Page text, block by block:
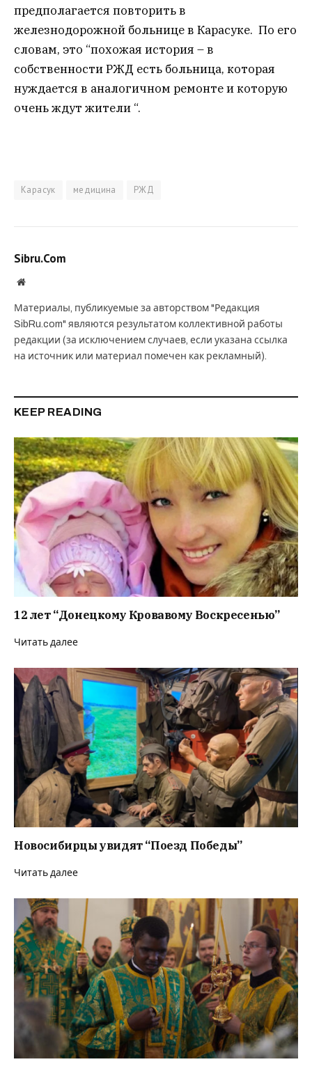
предполагается повторить в
железнодорожной больнице в Карасуке. По его
словам, это “похожая история – в
собственности РЖД есть больница, которая
нуждается в аналогичном ремонте и которую
очень ждут жители “.
Карасук медицина РЖД
Sibru.Com
Website
Материалы, публикуемые за авторством "Редакция
SibRu.com" являются результатом коллективной работы
редакции (за исключением случаев, если указана ссылка
на источник или материал помечен как рекламный).
KEEP READING
12 лет “Донецкому Кровавому Воскресенью”
Читать далее
Новосибирцы увидят “Поезд Победы”
Читать далее